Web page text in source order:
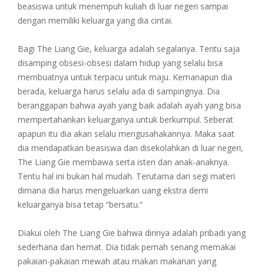
beasiswa untuk menempuh kuliah di luar negeri sampai
dengan memiliki keluarga yang dia cintai.
Bagi The Liang Gie, keluarga adalah segalanya. Tentu saja
disamping obsesi-obsesi dalam hidup yang selalu bisa
membuatnya untuk terpacu untuk maju. Kemanapun dia
berada, keluarga harus selalu ada di sampingnya. Dia
beranggapan bahwa ayah yang baik adalah ayah yang bisa
mempertahankan keluarganya untuk berkumpul. Seberat
apapun itu dia akan selalu mengusahakannya. Maka saat
dia mendapatkan beasiswa dan disekolahkan di luar negeri,
The Liang Gie membawa serta isteri dan anak-anaknya.
Tentu hal ini bukan hal mudah. Terutama dari segi materi
dimana dia harus mengeluarkan uang ekstra demi
keluarganya bisa tetap “bersatu.”
Diakui oleh The Liang Gie bahwa dirinya adalah pribadi yang
sederhana dan hemat. Dia tidak pernah senang memakai
pakaian-pakaian mewah atau makan makanan yang